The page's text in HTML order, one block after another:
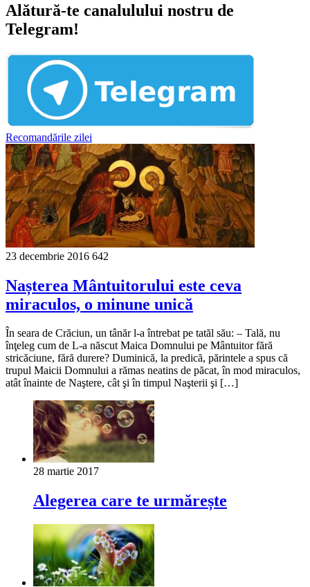
Alătură-te canalulului nostru de
Telegram!
Recomandările zilei
23 decembrie 2016 642
Nașterea Mântuitorului este ceva
miraculos, o minune unică
În seara de Crăciun, un tânăr l-a întrebat pe tatăl său: – Tală, nu
înţeleg cum de L-a născut Maica Domnului pe Mântuitor fără
stricăciune, fără durere? Duminică, la predică, părintele a spus că
trupul Maicii Domnului a rămas neatins de păcat, în mod miraculos,
atât înainte de Naştere, cât şi în timpul Naşterii şi […]
28 martie 2017
Alegerea care te urmărește